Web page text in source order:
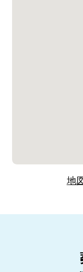
地